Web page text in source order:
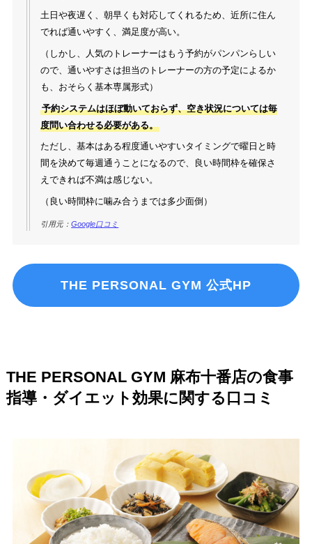
土日や夜遅く、朝早くも対応してくれるため、近所に住ん
でれば通いやすく、満足度が高い。
（しかし、人気のトレーナーはもう予約がパンパンらしい
ので、通いやすさは担当のトレーナーの方の予定によるか
も、おそらく基本専属形式）
予約システムはほぼ動いておらず、空き状況については毎
度問い合わせる必要がある。
ただし、基本はある程度通いやすいタイミングで曜日と時
間を決めて毎週通うことになるので、良い時間枠を確保さ
えできれば不満は感じない。
（良い時間枠に噛み合うまでは多少面倒）
引用元：Google口コミ
THE PERSONAL GYM 公式HP
THE PERSONAL GYM 麻布十番店の食事
指導・ダイエット効果に関する口コミ